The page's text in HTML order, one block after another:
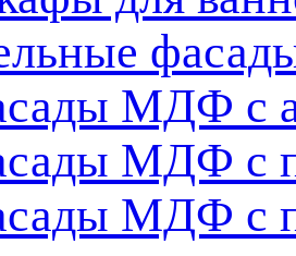
МДФ c
МДФ с
МДФ с